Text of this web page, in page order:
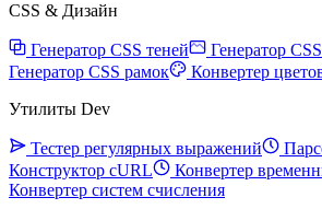
CSS & Дизайн
Генератор CSS теней
Генератор
Генератор CSS рамок
Конвертер
Утилиты Dev
Тестер регулярных выражений
Конструктор cURL
Конвертер
Конвертер систем счисления